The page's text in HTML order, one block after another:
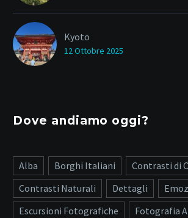
Kyoto
12 Ottobre 2025
Dove andiamo oggi?
Alba Borghi Italiani
Contrasti di
Contrasti Naturali
Dettagli
Escursioni Fotografiche
Fotografia